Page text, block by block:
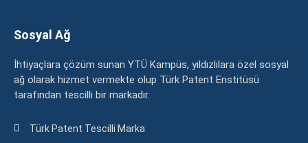
Sosyal Ağ
İhtiyaçlara çözüm sunan YTÜ Kampüs, yıldızlılara özel sosyal
ağ olarak hizmet vermekte olup Türk Patent Enstitüsü
tarafından tescilli bir markadır.
Türk Patent Tescilli Marka